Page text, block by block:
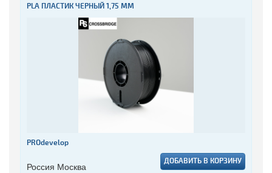
PLA ПЛАСТИК ЧЕРНЫЙ 1,75 ММ
PROdevelop
Россия Москва ДОБАВИТЬ В КОРЗИНУ